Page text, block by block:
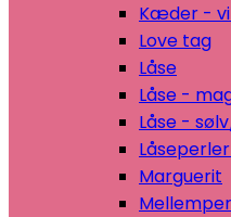
Kæder -
Love tag
Låse
Låse -
Låse -
Marguerit